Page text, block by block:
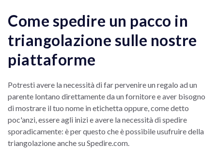
Come spedire un pacco in
triangolazione sulle nostre
piattaforme
Potresti avere la necessità di far pervenire un regalo ad un
parente lontano direttamente da un fornitore e aver bisogno
di mostrare il tuo nome in etichetta oppure, come detto
poc'anzi, essere agli inizi e avere la necessità di spedire
sporadicamente: è per questo che è possibile usufruire della
triangolazione anche su Spedire.com.